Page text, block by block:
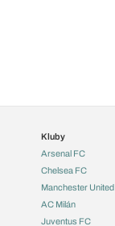
Kluby
Arsenal FC
Chelsea FC
Manchester United
AC Milán
Juventus FC